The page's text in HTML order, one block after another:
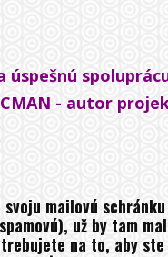
úspešnú
- autor
mailovú
už by tam
na to, aby